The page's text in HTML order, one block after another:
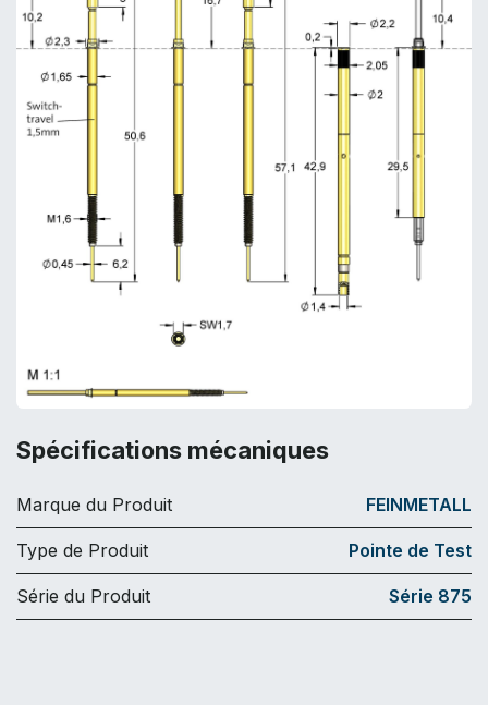
Spécifications mécaniques
Marque du Produit FEINMETALL
Type de Produit Pointe de Test
Série du Produit Série 875